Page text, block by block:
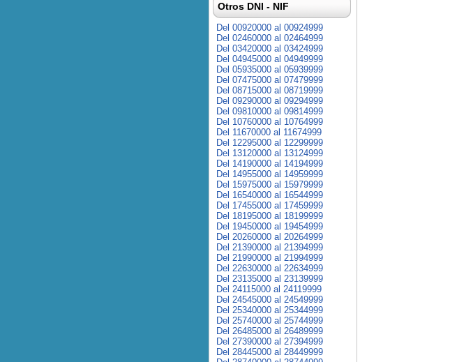
Otros DNI - NIF
Del 00920000 al 00924999
Del 02460000 al 02464999
Del 03420000 al 03424999
Del 04945000 al 04949999
Del 05935000 al 05939999
Del 07475000 al 07479999
Del 08715000 al 08719999
Del 09290000 al 09294999
Del 09810000 al 09814999
Del 10760000 al 10764999
Del 11670000 al 11674999
Del 12295000 al 12299999
Del 13120000 al 13124999
Del 14190000 al 14194999
Del 14955000 al 14959999
Del 15975000 al 15979999
Del 16540000 al 16544999
Del 17455000 al 17459999
Del 18195000 al 18199999
Del 19450000 al 19454999
Del 20260000 al 20264999
Del 21390000 al 21394999
Del 21990000 al 21994999
Del 22630000 al 22634999
Del 23135000 al 23139999
Del 24115000 al 24119999
Del 24545000 al 24549999
Del 25340000 al 25344999
Del 25740000 al 25744999
Del 26485000 al 26489999
Del 27390000 al 27394999
Del 28445000 al 28449999